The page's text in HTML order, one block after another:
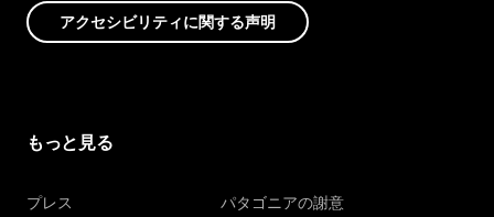
アクセシビリティに関する声明
もっと見る
プレス パタゴニアの謝意